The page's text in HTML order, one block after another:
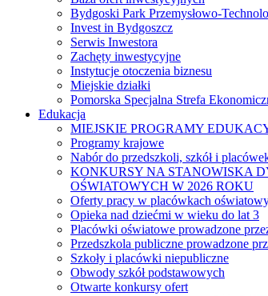
Bydgoski Park Przemysłowo-
Invest in Bydgoszcz
Serwis Inwestora
Zachęty inwestycyjne
Instytucje otoczenia biznesu
Miejskie działki
Pomorska Specjalna Strefa
Edukacja
MIEJSKIE PROGRAMY
Programy krajowe
Nabór do przedszkoli, szkół i
KONKURSY NA STANOWISKA
OŚWIATOWYCH W 2026 ROKU
Oferty pracy w placówkach
Opieka nad dziećmi w wieku do lat 3
Placówki oświatowe prowadzone
Przedszkola publiczne prowadzone
Szkoły i placówki niepubliczne
Obwody szkół podstawowych
Otwarte konkursy ofert